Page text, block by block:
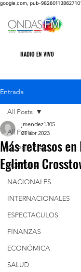
google.com, pub-
RADIO EN VIVO
Entrada
All Posts
LA PRINCIPAL
LOCALES
NACIONALES
INTERNACIONALES
ESPECTACULOS
FINANZAS
ECONÓMICA
SALUD
All Posts
Más retrasos
Eglinton
jmendez1305
27 abr 2023